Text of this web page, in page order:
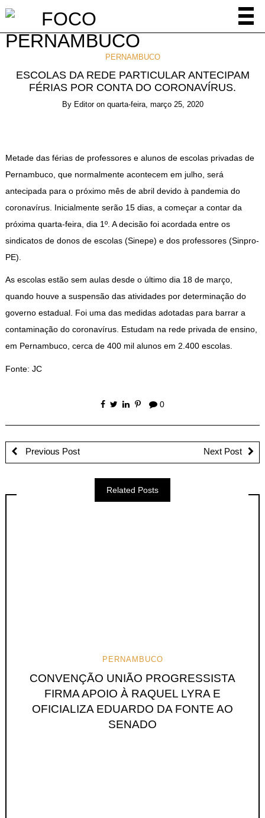
PERNAMBUCO
ESCOLAS DA REDE PARTICULAR ANTECIPAM
FÉRIAS POR CONTA DO CORONAVÍRUS.
By Editor on quarta-feira, março 25, 2020
Metade das férias de professores e alunos de escolas privadas de
Pernambuco, que normalmente acontecem em julho, será
antecipada para o próximo mês de abril devido à pandemia do
coronavírus. Inicialmente serão 15 dias, a começar a contar da
próxima quarta-feira, dia 1º. A decisão foi acordada entre os
sindicatos de donos de escolas (Sinepe) e dos professores (Sinpro-
PE).
As escolas estão sem aulas desde o último dia 18 de março,
quando houve a suspensão das atividades por determinação do
governo estadual. Foi uma das medidas adotadas para barrar a
contaminação do coronavírus. Estudam na rede privada de ensino,
em Pernambuco, cerca de 400 mil alunos em 2.400 escolas.
Fonte: JC
0
Previous Post Next Post
Related Posts
PERNAMBUCO
CONVENÇÃO UNIÃO PROGRESSISTA
FIRMA APOIO À RAQUEL LYRA E
OFICIALIZA EDUARDO DA FONTE AO
SENADO